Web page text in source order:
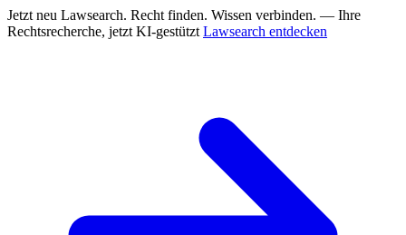
Jetzt neu Lawsearch. Recht finden. Wissen verbinden. — Ihre
Rechtsrecherche, jetzt KI-gestützt Lawsearch entdecken